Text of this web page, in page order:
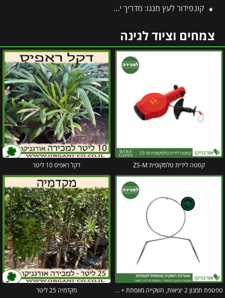
קונפידור לעץ מנגו: מדריך יישום, מינונים ודגשי בטיחות חיוניים
צמחים וציוד לגינה
קסטה לידית טלסקופית ZS-M דקל ראפיס 10 ליטר
טפטפת תמנון 2 יציאות, השקייה מווסתת + טפטפת 8 ליטר לשעה מקדמיה 25 ליטר